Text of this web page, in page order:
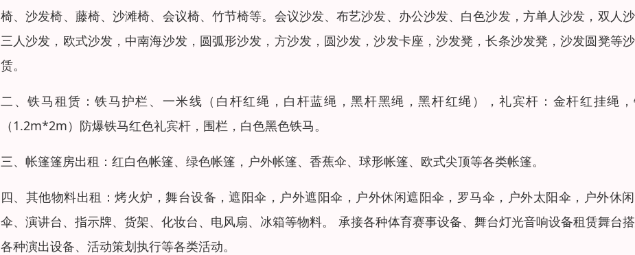
椅、沙发椅、藤椅、沙滩椅、会议椅、竹节椅等。会议沙发、布艺沙发、办公沙发、白色沙发，方单人沙发，双人
三人沙发，欧式沙发，中南海沙发，圆弧形沙发，方沙发，圆沙发，沙发卡座，沙发凳，长条沙发凳，沙发圆凳等
赁。
二、铁马租赁：铁马护栏、一米线（白杆红绳，白杆蓝绳，黑杆黑绳，黑杆红绳），礼宾杆：金杆红挂绳
（1.2m*2m）防爆铁马红色礼宾杆，围栏，白色黑色铁马。
三、帐篷篷房出租：红白色帐篷、绿色帐篷，户外帐篷、香蕉伞、球形帐篷、欧式尖顶等各类帐篷。
四、其他物料出租：烤火炉，舞台设备，遮阳伞，户外遮阳伞，户外休闲遮阳伞，罗马伞，户外太阳伞，户外休
伞、演讲台、指示牌、货架、化妆台、电风扇、冰箱等物料。 承接各种体育赛事设备、舞台灯光音响设备租赁舞台
各种演出设备、活动策划执行等各类活动。